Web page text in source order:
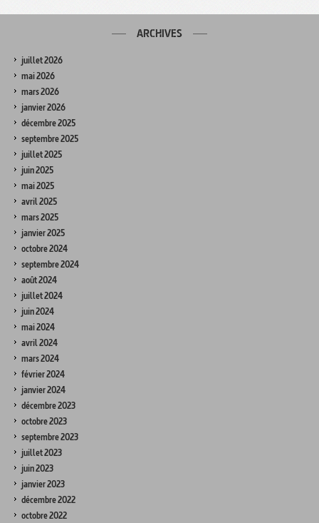
ARCHIVES
juillet 2026
mai 2026
mars 2026
janvier 2026
décembre 2025
septembre 2025
juillet 2025
juin 2025
mai 2025
avril 2025
mars 2025
janvier 2025
octobre 2024
septembre 2024
août 2024
juillet 2024
juin 2024
mai 2024
avril 2024
mars 2024
février 2024
janvier 2024
décembre 2023
octobre 2023
septembre 2023
juillet 2023
juin 2023
janvier 2023
décembre 2022
octobre 2022